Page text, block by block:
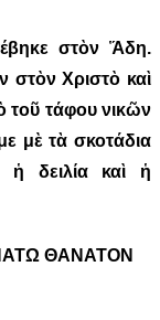
στὸν Ἅδη.
στὸν Χριστὸ καὶ
τοῦ τάφου νικῶν
μὲ τὰ σκοτάδια
δειλία καὶ ἡ
ΘΑΝΑΤΟΝ